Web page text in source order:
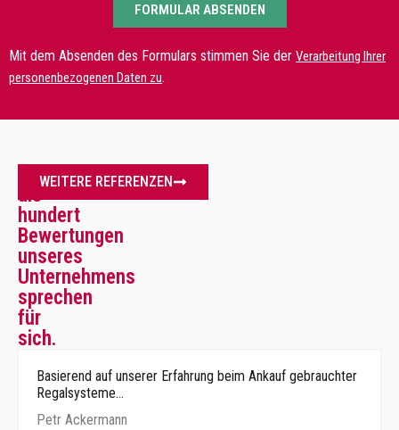
FORMULAR ABSENDEN
Mit dem Absenden des Formulars stimmen Sie der Verarbeitung Ihrer
personenbezogenen Daten zu.
Mehr
als
hundert
Bewertungen
unseres
Unternehmens
sprechen
für
sich.
WEITERE REFERENZEN
Basierend auf unserer Erfahrung beim Ankauf gebrauchter
Regalsysteme…
Petr Ackermann